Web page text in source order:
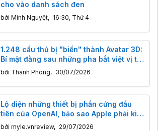
cho vào danh sách đen
bởi Minh Nguyệt, 16:30, Thứ 4
1.248 cầu thủ bị "biến" thành Avatar 3D:
Bí mật đằng sau những pha bắt việt vị tại
World Cup 2026
bởi Thanh Phong, 30/07/2026
Lộ diện những thiết bị phần cứng đầu
tiên của OpenAI, bảo sao Apple phải kiện
gấp
bởi myle.vnreview, 29/07/2026